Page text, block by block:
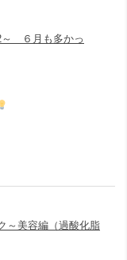
～ ６月も多かっ
～美容編（過酸化脂